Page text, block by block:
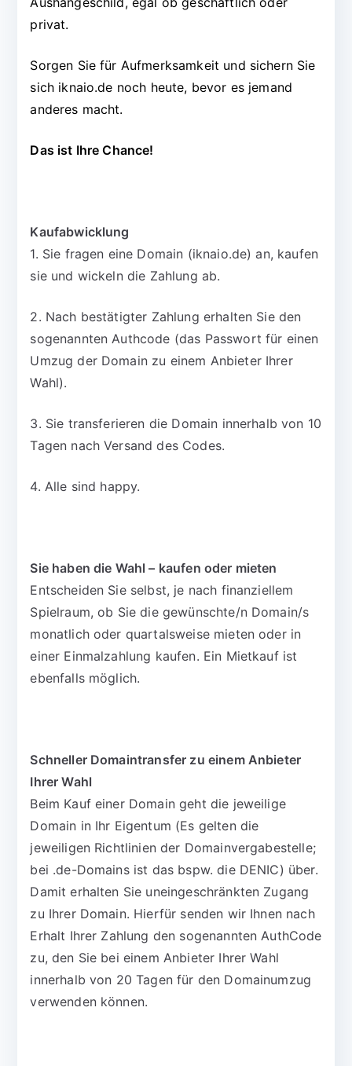
privat.
Sorgen Sie für Aufmerksamkeit und sichern Sie
sich iknaio.de noch heute, bevor es jemand
anderes macht.
Das ist Ihre Chance!
Kaufabwicklung
1. Sie fragen eine Domain (iknaio.de) an, kaufen
sie und wickeln die Zahlung ab.
2. Nach bestätigter Zahlung erhalten Sie den
sogenannten Authcode (das Passwort für einen
Umzug der Domain zu einem Anbieter Ihrer
Wahl).
3. Sie transferieren die Domain innerhalb von 10
Tagen nach Versand des Codes.
4. Alle sind happy.
Sie haben die Wahl – kaufen oder mieten
Entscheiden Sie selbst, je nach finanziellem
Spielraum, ob Sie die gewünschte/n Domain/s
monatlich oder quartalsweise mieten oder in
einer Einmalzahlung kaufen. Ein Mietkauf ist
ebenfalls möglich.
Schneller Domaintransfer zu einem Anbieter
Ihrer Wahl
Beim Kauf einer Domain geht die jeweilige
Domain in Ihr Eigentum (Es gelten die
jeweiligen Richtlinien der Domainvergabestelle;
bei .de-Domains ist das bspw. die DENIC) über.
Damit erhalten Sie uneingeschränkten Zugang
zu Ihrer Domain. Hierfür senden wir Ihnen nach
Erhalt Ihrer Zahlung den sogenannten AuthCode
zu, den Sie bei einem Anbieter Ihrer Wahl
innerhalb von 20 Tagen für den Domainumzug
verwenden können.